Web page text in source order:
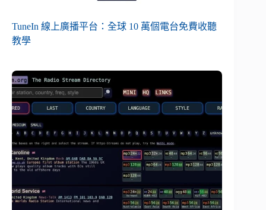
TuneIn 線上廣播平台：全球 10 萬個電台免費收聽
教學